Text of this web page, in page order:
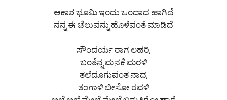
ಆಕಾಶ ಭೂಮಿ ಇಂದು ಒಂದಾದ ಹಾಗಿದೆ
ನನ್ನ ಈ ಚೆಲುವನ್ನು ಹೊಳೆವಂತೆ ಮಾಡಿದೆ
ಸೌಂದರ್ಯ ರಾಗ ಲಹರಿ,
ಬಂತೆನ್ನ ಮನಕೆ ಮರಳಿ
ತಲೆದೂಗುವಂತ ನಾದ,
ತಂಗಾಳಿ ಬೀಸೋ ರವಳಿ